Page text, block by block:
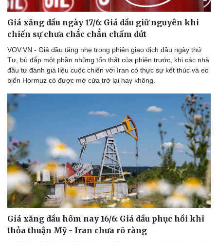
Doanh nghiệp
Thông tin doanh nghiệp
Doanh nghiệp 24h
Doanh nhân
Công nghệ
Sành điệu
Tin Công nghệ
Trải nghiệm
Giá xăng dầu ngày 17/6: Giá dầu giữ nguyên khi
chiến sự chưa chắc chắn chấm dứt
VOV.VN - Giá dầu tăng nhẹ trong phiên giao dịch đầu ngày thứ
Tư, bù đắp một phần những tổn thất của phiên trước, khi các nhà
đầu tư đánh giá liệu cuộc chiến với Iran có thực sự kết thúc và eo
biển Hormuz có được mở cửa trở lại hay không.
Giá xăng dầu hôm nay 16/6: Giá dầu phục hồi khi
thỏa thuận Mỹ - Iran chưa rõ ràng